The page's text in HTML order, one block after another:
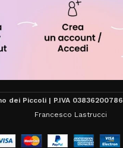
dei Piccoli | P.IVA 03836200786
Francesco Lastrucci